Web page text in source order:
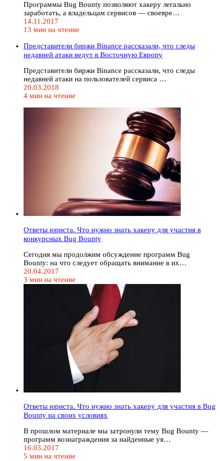
Программы Bug Bounty позволяют хакеру легально
заработать, а владельцам сервисов — своевре…
14.11.2017
13 мин на чтение
Представители биржи Binance рассказали, что следы
недавней атаки ведут в Восточную Европу
Представители биржи Binance рассказали, что следы
недавней атаки на пользователей сервиса …
20.03.2018
4 мин на чтение
Ответы юриста. Что нужно знать хакеру для участия в
конкурсных Bug Bounty
Сегодня мы продолжим обсуждение программ Bug
Bounty: на что следует обращать внимание в их…
20.04.2017
3 мин на чтение
Ответы юриста. Что нужно знать хакеру для участия в Bug
Bounty на своих условиях
В прошлом материале мы затронули тему Bug Bounty —
программ вознаграждения за найденные уя…
16.03.2017
5 мин на чтение